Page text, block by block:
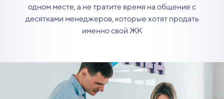
одном месте, а не тратите время на общение с
десятками менеджеров, которые хотят продать
именно свой ЖК